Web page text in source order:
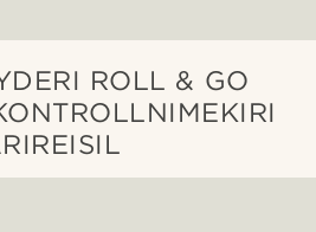
ROLL & GO